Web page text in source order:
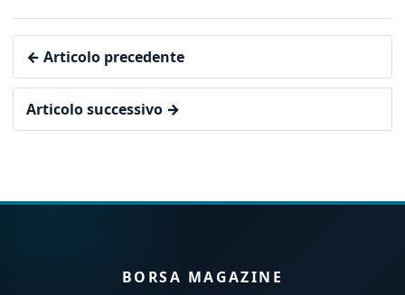
← Articolo precedente
Articolo successivo →
BORSA MAGAZINE